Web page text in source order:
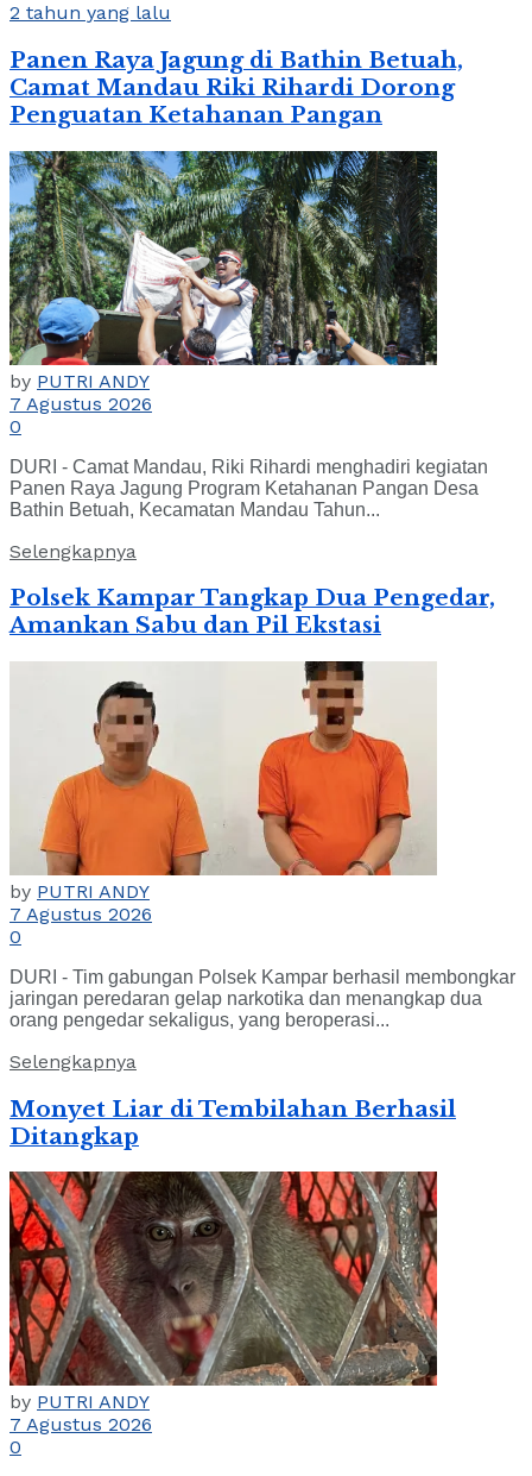
2 tahun yang lalu
Panen Raya Jagung di Bathin Betuah,
Camat Mandau Riki Rihardi Dorong
Penguatan Ketahanan Pangan
by PUTRI ANDY
7 Agustus 2026
0
DURI - Camat Mandau, Riki Rihardi menghadiri kegiatan
Panen Raya Jagung Program Ketahanan Pangan Desa
Bathin Betuah, Kecamatan Mandau Tahun...
Selengkapnya
Polsek Kampar Tangkap Dua Pengedar,
Amankan Sabu dan Pil Ekstasi
by PUTRI ANDY
7 Agustus 2026
0
DURI - Tim gabungan Polsek Kampar berhasil membongkar
jaringan peredaran gelap narkotika dan menangkap dua
orang pengedar sekaligus, yang beroperasi...
Selengkapnya
Monyet Liar di Tembilahan Berhasil
Ditangkap
by PUTRI ANDY
7 Agustus 2026
0